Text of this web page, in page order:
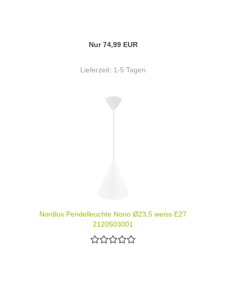
Nur 74,99 EUR
Lieferzeit: 1-5 Tagen
Nordlux Pendelleuchte Nono Ø23,5 weiss E27
2120503001